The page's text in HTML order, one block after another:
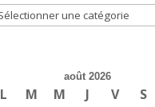
août 2026
L M M J V S